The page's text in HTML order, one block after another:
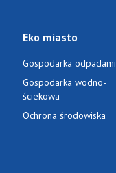
Eko miasto
Gospodarka odpadami
Gospodarka wodno-
ściekowa
Ochrona środowiska